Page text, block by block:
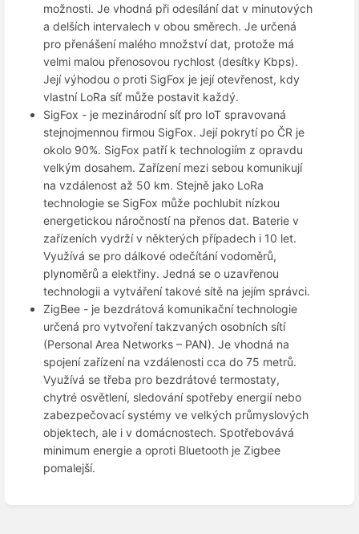
možnosti. Je vhodná při odesílání dat v minutových
a delších intervalech v obou směrech. Je určená
pro přenášení malého množství dat, protože má
velmi malou přenosovou rychlost (desítky Kbps).
Její výhodou o proti SigFox je její otevřenost, kdy
vlastní LoRa síť může postavit každý.
SigFox - je mezinárodní síť pro IoT spravovaná
stejnojmennou firmou SigFox. Její pokrytí po ČR je
okolo 90%. SigFox patří k technologiím z opravdu
velkým dosahem. Zařízení mezi sebou komunikují
na vzdálenost až 50 km. Stejně jako LoRa
technologie se SigFox může pochlubit nízkou
energetickou náročností na přenos dat. Baterie v
zařízeních vydrží v některých případech i 10 let.
Využívá se pro dálkové odečítání vodoměrů,
plynoměrů a elektřiny. Jedná se o uzavřenou
technologii a vytváření takové sítě na jejím správci.
ZigBee - je bezdrátová komunikační technologie
určená pro vytvoření takzvaných osobních sítí
(Personal Area Networks – PAN). Je vhodná na
spojení zařízení na vzdálenosti cca do 75 metrů.
Využívá se třeba pro bezdrátové termostaty,
chytré osvětlení, sledování spotřeby energií nebo
zabezpečovací systémy ve velkých průmyslových
objektech, ale i v domácnostech. Spotřebovává
minimum energie a oproti Bluetooth je Zigbee
pomalejší.